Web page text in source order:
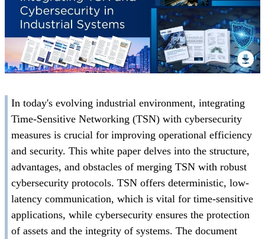
In today's evolving industrial environment, integrating
Time-Sensitive Networking (TSN) with cybersecurity
measures is crucial for improving operational efficiency
and security. This white paper delves into the structure,
advantages, and obstacles of merging TSN with robust
cybersecurity protocols. TSN offers deterministic, low-
latency communication, which is vital for time-sensitive
applications, while cybersecurity ensures the protection
of assets and the integrity of systems. The document